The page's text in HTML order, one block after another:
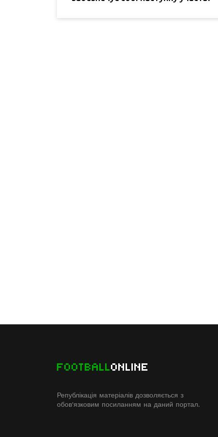
FOOTBALLONLINE
Републікація матеріалів дозволяється з
обов'язковим посиланням на даний портал.